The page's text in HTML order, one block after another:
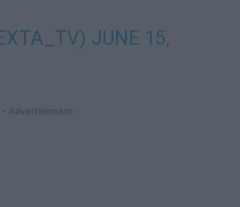
JUNE 15,
- Advertisement -